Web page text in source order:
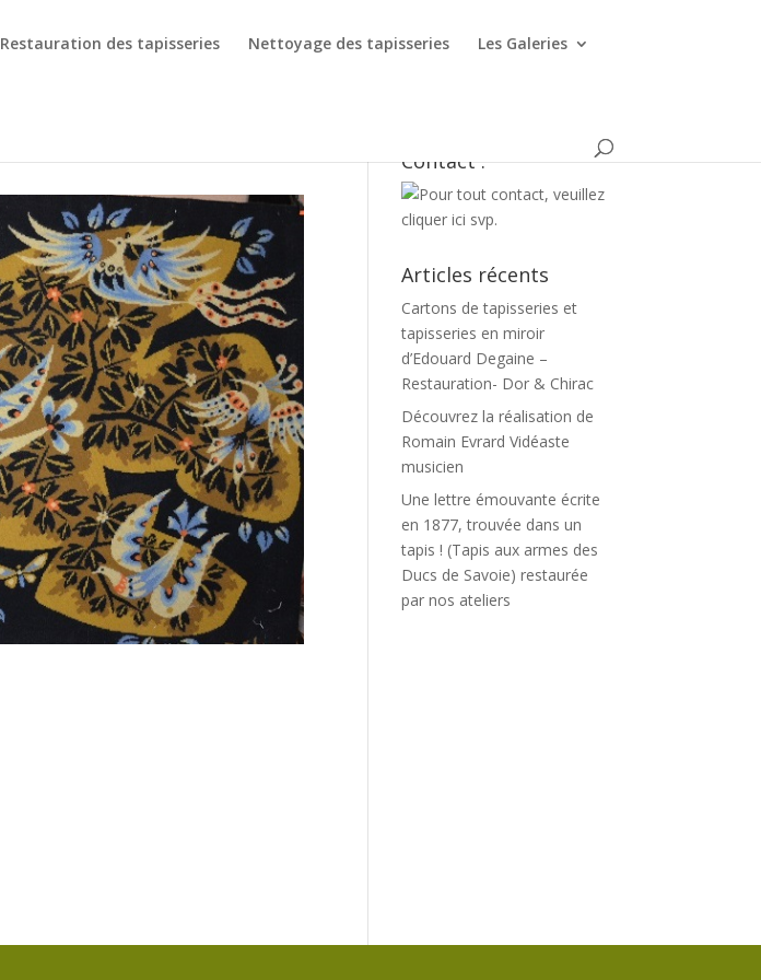
Restauration des tapisseries Nettoyage des tapisseries Les Galeries
Contact :
Articles récents
Cartons de tapisseries et
tapisseries en miroir
d’Edouard Degaine –
Restauration- Dor & Chirac
Découvrez la réalisation de
Romain Evrard Vidéaste
musicien
Une lettre émouvante écrite
en 1877, trouvée dans un
tapis ! (Tapis aux armes des
Ducs de Savoie) restaurée
par nos ateliers